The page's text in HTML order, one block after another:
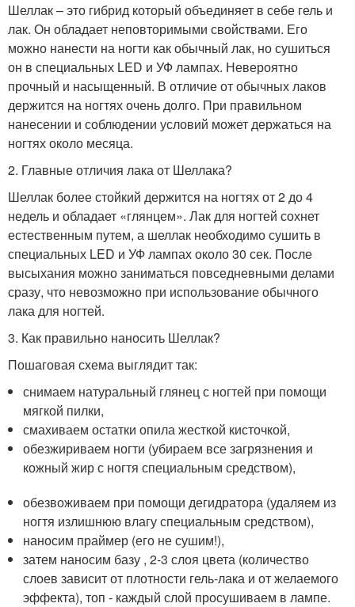
Шеллак – это гибрид который объединяет в себе гель и
лак. Он обладает неповторимыми свойствами. Его
можно нанести на ногти как обычный лак, но сушиться
он в специальных LED и УФ лампах. Невероятно
прочный и насыщенный. В отличие от обычных лаков
держится на ногтях очень долго. При правильном
нанесении и соблюдении условий может держаться на
ногтях около месяца.
2. Главные отличия лака от Шеллака?
Шеллак более стойкий держится на ногтях от 2 до 4
недель и обладает «глянцем». Лак для ногтей сохнет
естественным путем, а шеллак необходимо сушить в
специальных LED и УФ лампах около 30 сек. После
высыхания можно заниматься повседневными делами
сразу, что невозможно при использование обычного
лака для ногтей.
3. Как правильно наносить Шеллак?
Пошаговая схема выглядит так:
снимаем натуральный глянец с ногтей при помощи
мягкой пилки,
смахиваем остатки опила жесткой кисточкой,
обезжириваем ногти (убираем все загрязнения и
кожный жир с ногтя специальным средством),
обезвоживаем при помощи дегидратора (удаляем из
ногтя излишнюю влагу специальным средством),
наносим праймер (его не сушим!),
затем наносим базу , 2-3 слоя цвета (количество
слоев зависит от плотности гель-лака и от желаемого
эффекта), топ - каждый слой просушиваем в лампе.